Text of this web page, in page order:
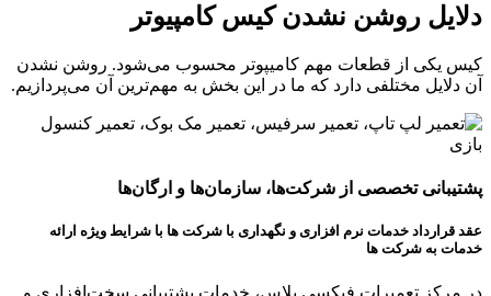
دلایل روشن نشدن کیس کامپیوتر
کیس یکی از قطعات مهم کامیپوتر محسوب می‌شود. روشن نشدن
آن دلایل مختلفی دارد که ما در این بخش به مهم‌ترین آن می‌پردازیم.
پشتیبانی تخصصی از شرکت‌ها، سازمان‌ها و ارگان‌ها
عقد قرارداد خدمات نرم افزاری و نگهداری با شرکت ها با شرایط ویژه ارائه
خدمات به شرکت ها